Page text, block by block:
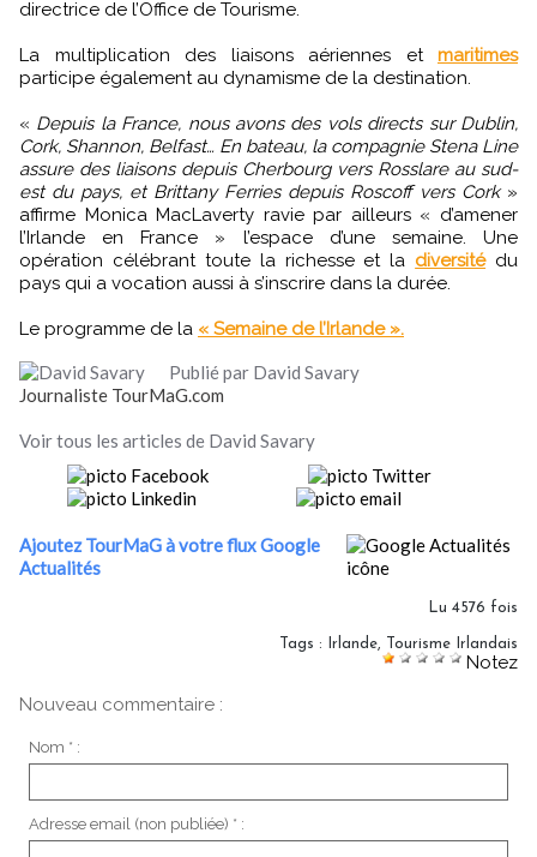
directrice de l’Office de Tourisme.
La multiplication des liaisons aériennes et maritimes
participe également au dynamisme de la destination.
« Depuis la France, nous avons des vols directs sur Dublin,
Cork, Shannon, Belfast… En bateau, la compagnie Stena Line
assure des liaisons depuis Cherbourg vers Rosslare au sud-
est du pays, et Brittany Ferries depuis Roscoff vers Cork»
affirme Monica MacLaverty ravie par ailleurs « d’amener
l’Irlande en France » l’espace d’une semaine. Une
opération célébrant toute la richesse et la diversitédu
pays qui a vocation aussi à s’inscrire dans la durée.
Le programme de la « Semaine de l’Irlande ».
Publié par David Savary
Journaliste TourMaG.com
Voir tous les articles de David Savary
Ajoutez TourMaG à votre flux Google
Actualités
Lu 4576 fois
Tags : Irlande, Tourisme Irlandais
Notez
Nouveau commentaire :
Nom * :
Adresse email (non publiée) * :